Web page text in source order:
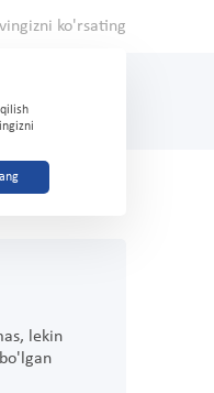
ko'rsating
lekin